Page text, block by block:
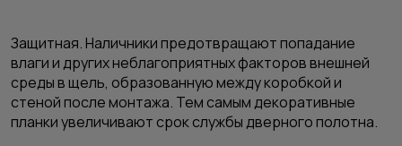
Защитная.Наличники предотвращают попадание
влаги и других неблагоприятных факторов внешней
среды в щель, образованную между коробкой и
стеной после монтажа. Тем самым декоративные
планки увеличивают срок службы дверного полотна.